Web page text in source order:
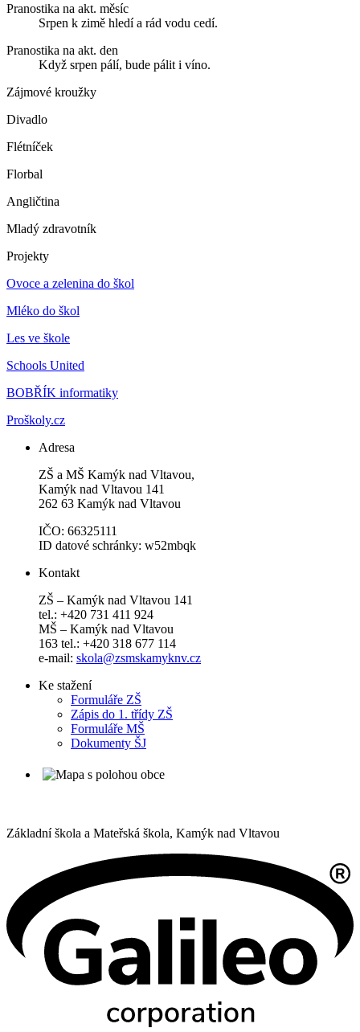
Pranostika na akt. měsíc
Srpen k zimě hledí a rád vodu cedí.
Pranostika na akt. den
Když srpen pálí, bude pálit i víno.
Zájmové kroužky
Divadlo
Flétníček
Florbal
Angličtina
Mladý zdravotník
Projekty
Ovoce a zelenina do škol
Mléko do škol
Les ve škole
Schools United
BOBŘÍK informatiky
Proškoly.cz
Adresa
ZŠ a MŠ Kamýk nad Vltavou,
Kamýk nad Vltavou 141
262 63 Kamýk nad Vltavou
IČO: 66325111
ID datové schránky: w52mbqk
Kontakt
ZŠ – Kamýk nad Vltavou 141
tel.: +420 731 411 924
MŠ – Kamýk nad Vltavou
163 tel.: +420 318 677 114
e-mail: skola@zsmskamyknv.cz
Ke stažení
Formuláře ZŠ
Zápis do 1. třídy ZŠ
Formuláře MŠ
Dokumenty ŠJ
Základní škola a Mateřská škola, Kamýk nad Vltavou